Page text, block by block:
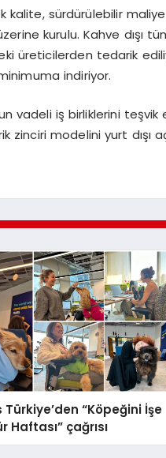
kalite, sürdürülebilir
kurulu. Kahve dışı
üreticilerden tedarik
indiriyor.
vadeli iş birliklerini
zinciri modelini yurt dışı
Türkiye’den “Köpeğini İşe
Haftası” çağrısı